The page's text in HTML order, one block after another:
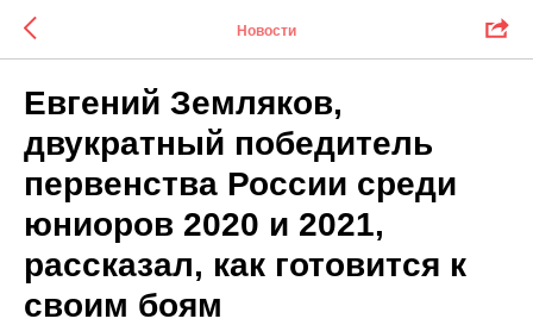
Новости
Евгений Земляков,
двукратный победитель
первенства России среди
юниоров 2020 и 2021,
рассказал, как готовится к
своим боям